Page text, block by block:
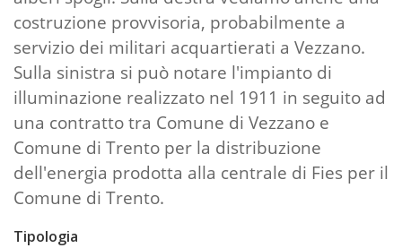
costruzione provvisoria, probabilmente a
servizio dei militari acquartierati a Vezzano.
Sulla sinistra si può notare l'impianto di
illuminazione realizzato nel 1911 in seguito ad
una contratto tra Comune di Vezzano e
Comune di Trento per la distribuzione
dell'energia prodotta alla centrale di Fies per il
Comune di Trento.
Tipologia